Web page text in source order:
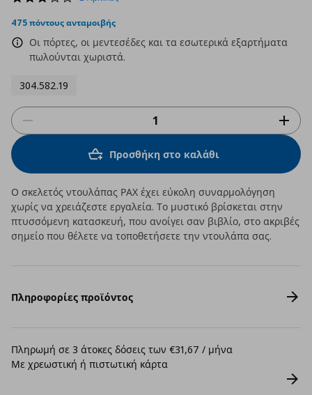
rating
475 πόντους ανταμοιβής
Οι πόρτες, οι μεντεσέδες και τα εσωτερικά εξαρτήματα
πωλούνται χωριστά.
304.582.19
Προσθήκη στο καλάθι
Ο σκελετός ντουλάπας ΡΑΧ έχει εύκολη συναρμολόγηση
χωρίς να χρειάζεστε εργαλεία. Το μυστικό βρίσκεται στην
πτυσσόμενη κατασκευή, που ανοίγει σαν βιβλίο, στο ακριβές
σημείο που θέλετε να τοποθετήσετε την ντουλάπα σας.
Πληροφορίες προϊόντος
Πληρωμή σε 3 άτοκες δόσεις των €31,67 / μήνα
Με χρεωστική ή πιστωτική κάρτα